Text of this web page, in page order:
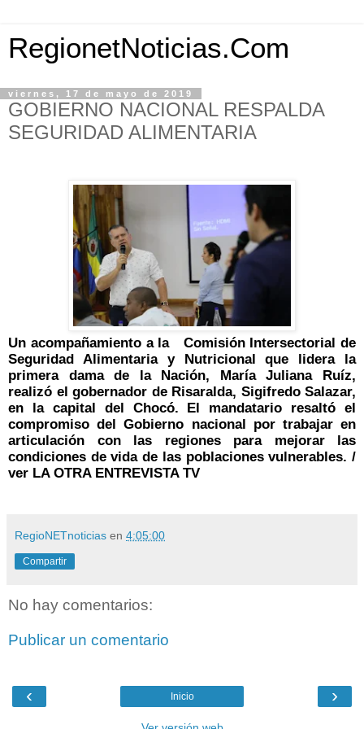
RegionetNoticias.Com
viernes, 17 de mayo de 2019
GOBIERNO NACIONAL RESPALDA
SEGURIDAD ALIMENTARIA
Un acompañamiento a la Comisión Intersectorial de
Seguridad Alimentaria y Nutricional que lidera la
primera dama de la Nación, María Juliana Ruíz,
realizó el gobernador de Risaralda, Sigifredo Salazar,
en la capital del Chocó. El mandatario resaltó el
compromiso del Gobierno nacional por trabajar en
articulación con las regiones para mejorar las
condiciones de vida de las poblaciones vulnerables. /
ver LA OTRA ENTREVISTA TV
RegioNETnoticias en 4:05:00
Compartir
No hay comentarios:
Publicar un comentario
‹ ›
Inicio